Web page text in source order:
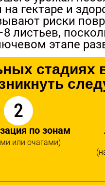
на гектаре и
риски
листьев,
этапе
стадиях
2
по зонам
или очагами)